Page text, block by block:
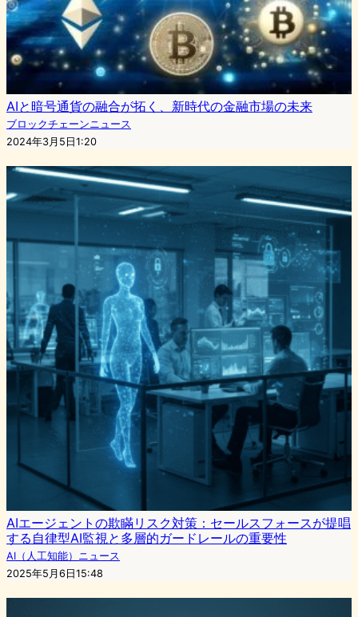
AIと暗号通貨の融合が拓く、新時代の金融市場の未来
ブロックチェーンニュース
2024年3月5日1:20
AIエージェントの欺瞞リスク対策：セールスフォースが提唱
する自律型AI監視と多層的ガードレールの重要性
AI（人工知能）ニュース
2025年5月6日15:48